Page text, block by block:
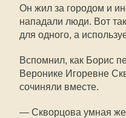
Он жил за городом и
нападали люди. Вот
для одного, а
Вспомнил, как Борис
Веронике Игоревне
сочиняли вместе.
— Скворцова умная